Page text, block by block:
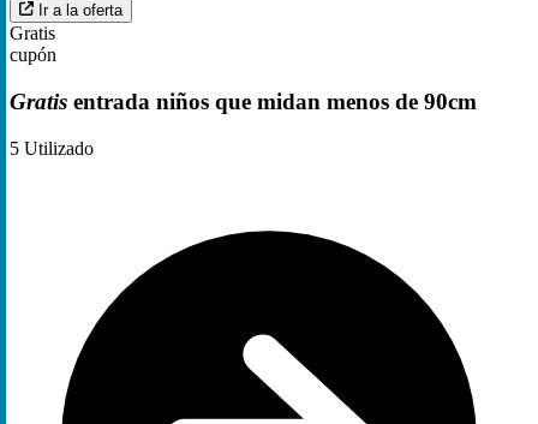
Ir a la oferta
Gratis
cupón
Gratis entrada niños que midan menos de 90cm
5 Utilizado